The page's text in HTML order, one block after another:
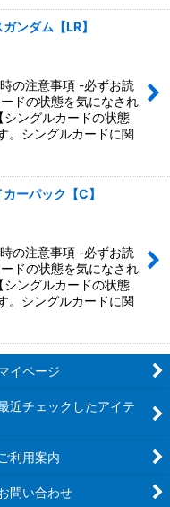
ンダム【LR】
の注意事項 -必ずお読
ドの状態を気になされ
ングルカードの状態
。シングルカードに関
ーパック【C】
の注意事項 -必ずお読
ドの状態を気になされ
ングルカードの状態
。シングルカードに関
イページ
近チェックしたアイテ
ご利用案内
問い合わせ